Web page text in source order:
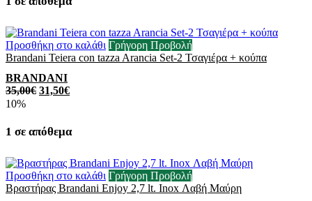
Προσθήκη στο καλάθι Γρήγορη Προβολή
Brandani Teiera con tazza Arancia Set-2 Τσαγιέρα + κούπα
BRANDANI
35,00€ 31,50€
10%
1 σε απόθεμα
Προσθήκη στο καλάθι Γρήγορη Προβολή
Βραστήρας Brandani Enjoy 2,7 lt. Inox Λαβή Μαύρη